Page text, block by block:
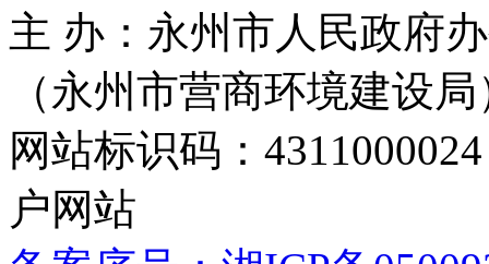
主 办：永州市人民政府
（永州市营商环境建设局
网站标识码：
户网站